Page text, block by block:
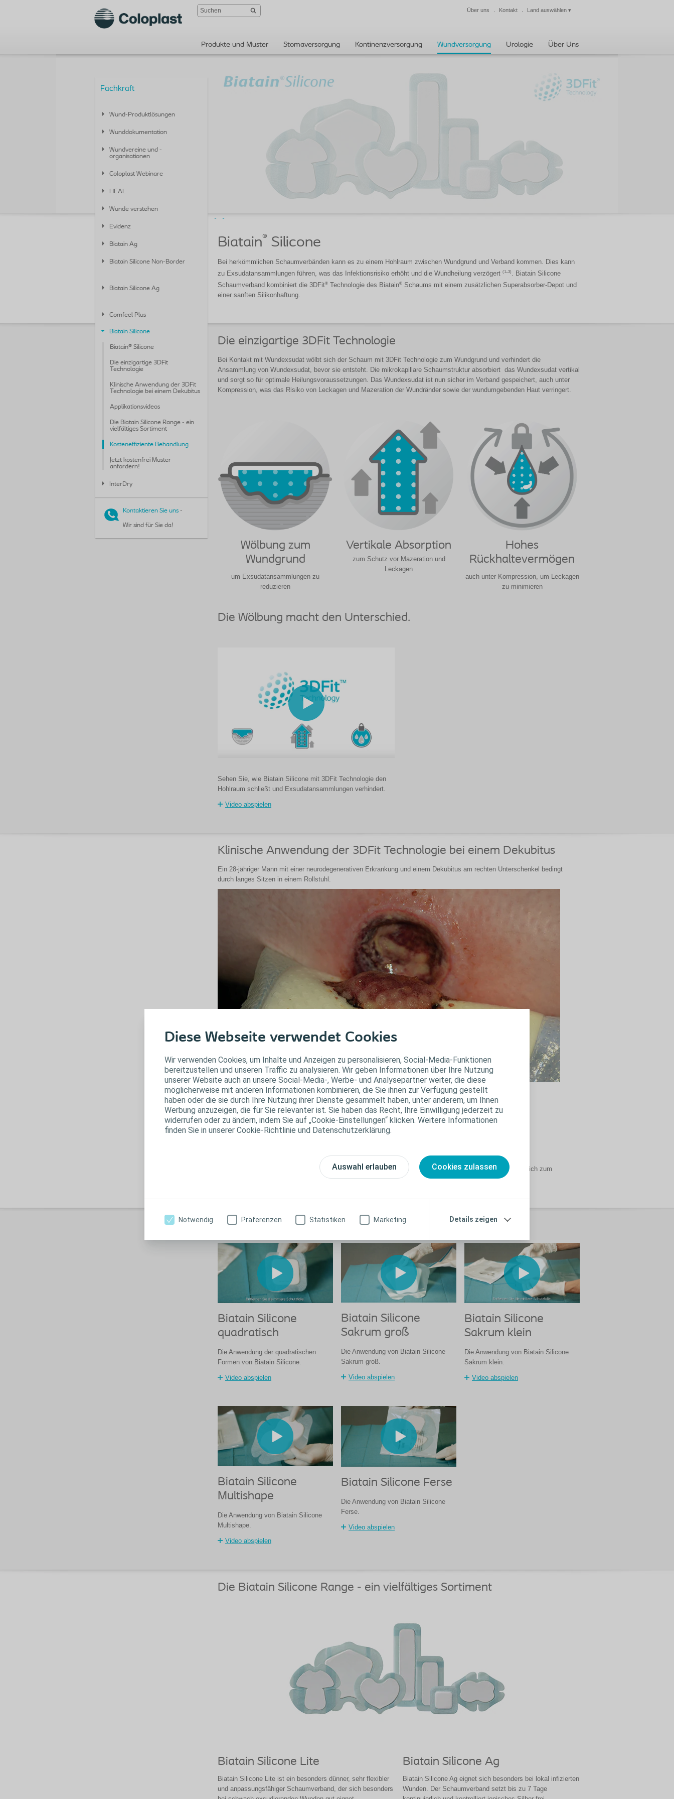
Diese Webseite verwendet Cookies
Wir verwenden Cookies, um Inhalte und Anzeigen zu personalisieren, Social-Media-Funktionen
bereitzustellen und unseren Traffic zu analysieren. Wir geben Informationen über Ihre Nutzung
unserer Website auch an unsere Social-Media-, Werbe- und Analysepartner weiter, die diese
möglicherweise mit anderen Informationen kombinieren, die Sie ihnen zur Verfügung gestellt
haben oder die sie durch Ihre Nutzung ihrer Dienste gesammelt haben, unter anderem, um Ihnen
Werbung anzuzeigen, die für Sie relevanter ist. Sie haben das Recht, Ihre Einwilligung jederzeit zu
widerrufen oder zu ändern, indem Sie auf „Cookie-Einstellungen“ klicken. Weitere Informationen
finden Sie in unserer Cookie-Richtlinie und Datenschutzerklärung.
Auswahl erlauben Cookies zulassen
Notwendig Präferenzen Statistiken Marketing Details zeigen
Über uns Kontakt Land auswählen ▾
Produkte und Muster Stomaversorgung Kontinenzversorgung Wundversorgung Urologie Über Uns
Fachkraft
Wund-Produktlösungen
Wunddokumentation
Wundvereine und -
organisationen
Coloplast Webinare
HEAL
Wunde verstehen
Evidenz
Biatain Ag
Biatain Silicone Non-Border
Biatain Silicone Ag
Comfeel Plus
Biatain Silicone
Biatain® Silicone
Die einzigartige 3DFit
Technologie
Klinische Anwendung der 3DFit
Technologie bei einem Dekubitus
Applikationsvideos
Die Biatain Silicone Range - ein
vielfältiges Sortiment
Kosteneffiziente Behandlung
Jetzt kostenfrei Muster
anfordern!
InterDry
Kontaktieren Sie uns -
Wir sind für Sie da!
Biatain® Silicone
Bei herkömmlichen Schaumverbänden kann es zu einem Hohlraum zwischen Wundgrund und Verband kommen. Dies kann
zu Exsudatansammlungen führen, was das Infektionsrisiko erhöht und die Wundheilung verzögert (1–3) . Biatain Silicone
Schaumverband kombiniert die 3DFit® Technologie des Biatain® Schaums mit einem zusätzlichen Superabsorber-Depot und
einer sanften Silikonhaftung.
Die einzigartige 3DFit Technologie
Bei Kontakt mit Wundexsudat wölbt sich der Schaum mit 3DFit Technologie zum Wundgrund und verhindert die
Ansammlung von Wundexsudat, bevor sie entsteht. Die mikrokapillare Schaumstruktur absorbiert das Wundexsudat vertikal
und sorgt so für optimale Heilungsvoraussetzungen. Das Wundexsudat ist nun sicher im Verband gespeichert, auch unter
Kompression, was das Risiko von Leckagen und Mazeration der Wundränder sowie der wundumgebenden Haut verringert.
Wölbung zum
Wundgrund
um Exsudatansammlungen zu
reduzieren
Vertikale Absorption
zum Schutz vor Mazeration und
Leckagen
Hohes
Rückhaltevermögen
auch unter Kompression, um Leckagen
zu minimieren
Die Wölbung macht den Unterschied.
Sehen Sie, wie Biatain Silicone mit 3DFit Technologie den
Hohlraum schließt und Exsudatansammlungen verhindert.
Video abspielen
Klinische Anwendung der 3DFit Technologie bei einem Dekubitus
Ein 28-jähriger Mann mit einer neurodegenerativen Erkrankung und einem Dekubitus am rechten Unterschenkel bedingt
durch langes Sitzen in einem Rollstuhl.
Biatain Silicone wölbt sich bis zu 2 cm.(4)
Wundgrund:Belegtes Gewebe mit mäßig viel Exsudat
Wundrand:Intakt
Nach Wundreinigung und Débridement wurde die Wunde mit Biatain
Silicone versorgt. Der Verband wölbt sich zum
Wundgrund und sorgte für ein adäquates Exsudatmanagement.
Applikationsvideos
Biatain Silicone
quadratisch
Die Anwendung der quadratischen
Formen von Biatain Silicone.
Video abspielen
Biatain Silicone
Sakrum groß
Die Anwendung von Biatain Silicone
Sakrum groß.
Video abspielen
Biatain Silicone
Sakrum klein
Die Anwendung von Biatain Silicone
Sakrum klein.
Video abspielen
Biatain Silicone
Multishape
Die Anwendung von Biatain Silicone
Multishape.
Video abspielen
Biatain Silicone Ferse
Die Anwendung von Biatain Silicone
Ferse.
Video abspielen
Die Biatain Silicone Range - ein vielfältiges Sortiment
Biatain Silicone Lite
Biatain Silicone Lite ist ein besonders dünner, sehr flexibler
und anpassungsfähiger Schaumverband, der sich besonders
Biatain Silicone Ag
Biatain Silicone Ag eignet sich besonders bei lokal infizierten
Wunden. Der Schaumverband setzt bis zu 7 Tage